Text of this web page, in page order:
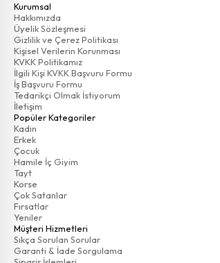
Kurumsal
Hakkımızda
Üyelik Sözleşmesi
Gizlilik ve Çerez Politikası
Kişisel Verilerin Korunması
KVKK Politikamız
İlgili Kişi KVKK Başvuru Formu
İş Başvuru Formu
Tedarikçi Olmak İstiyorum
İletişim
Popüler Kategoriler
Kadın
Erkek
Çocuk
Hamile İç Giyim
Tayt
Korse
Çok Satanlar
Fırsatlar
Yeniler
Müşteri Hizmetleri
Sıkça Sorulan Sorular
Garanti & İade Sorgulama